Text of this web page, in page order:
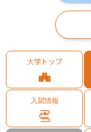
大学トップ
入試情報